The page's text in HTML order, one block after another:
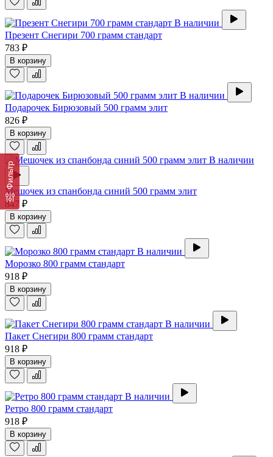
В наличии
Презент Снегири 700 грамм стандарт
783 ₽
В корзину
В наличии
Подарочек Бирюзовый 500 грамм элит
826 ₽
В корзину
В наличии
Мешочек из спанбонда синий 500 грамм элит
847 ₽
В корзину
В наличии
Морозко 800 грамм стандарт
918 ₽
В корзину
В наличии
Пакет Снегири 800 грамм стандарт
918 ₽
В корзину
В наличии
Ретро 800 грамм стандарт
918 ₽
В корзину
Фильтр